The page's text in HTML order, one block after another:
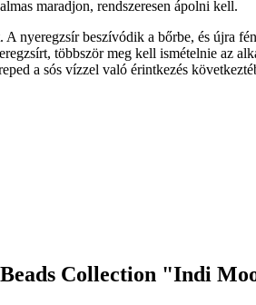
maradjon, rendszeresen ápolni kell.
nyeregzsír beszívódik a bőrbe, és újra
többször meg kell ismételnie az
a sós vízzel való érintkezés
Collection "Indi